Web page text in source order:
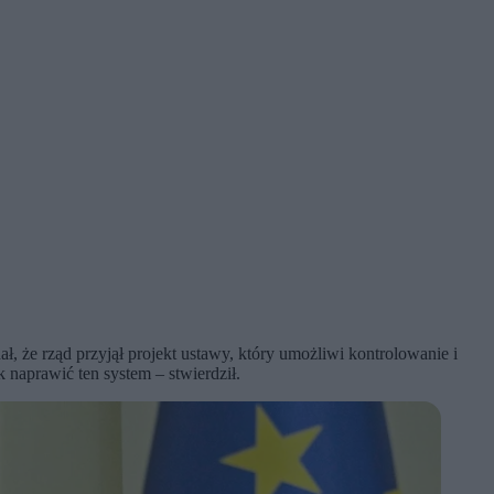
że rząd przyjął projekt ustawy, który umożliwi kontrolowanie i
ten system – stwierdził.